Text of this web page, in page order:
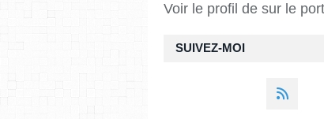
SUIVEZ-MOI
Voir le profil de sur le